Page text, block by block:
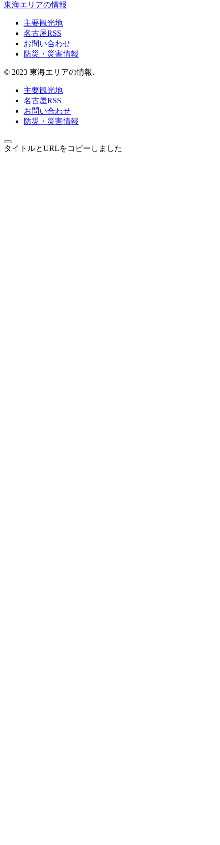
東海エリアの情報
主要観光地
名古屋RSS
お問い合わせ
防災・災害情報
© 2023 東海エリアの情報.
主要観光地
名古屋RSS
お問い合わせ
防災・災害情報
タイトルとURLをコピーしました